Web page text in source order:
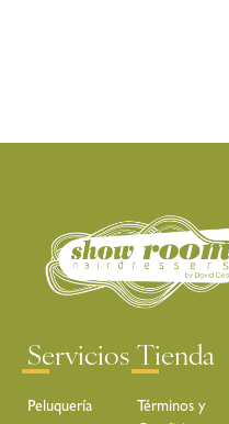
Servicios
Peluquería
Tienda
Términos y